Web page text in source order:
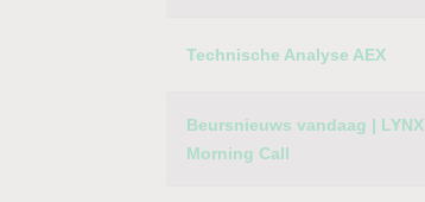
Technische Analyse AEX
Beursnieuws vandaag | LYNX
Morning Call